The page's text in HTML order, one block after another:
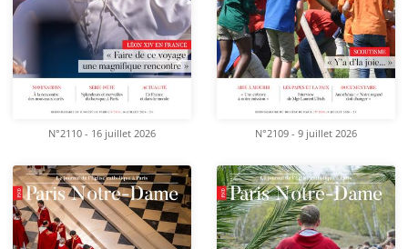
N°2110 - 16 juillet 2026 N°2109 - 9 juillet 2026